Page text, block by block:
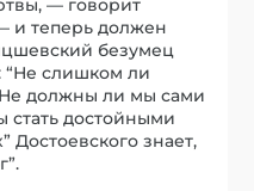
— говорит
и теперь должен
безумец
“Не слишком ли
Не должны ли мы сами
стать достойными
Достоевского знает,